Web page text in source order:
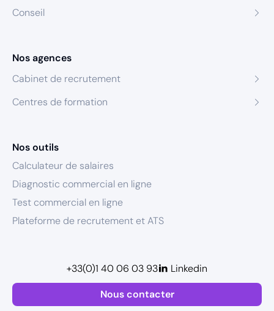
Conseil
Nos agences
Cabinet de recrutement
Centres de formation
Nos outils
Calculateur de salaires
Diagnostic commercial en ligne
Test commercial en ligne
Plateforme de recrutement et ATS
Nous contacter
+33(0)1 40 06 03 93 Linkedin